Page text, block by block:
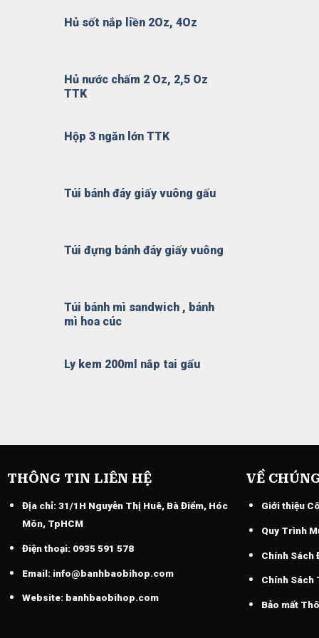
Hủ sốt nắp liền 2Oz, 4Oz
Hủ nước chấm 2 Oz, 2,5 Oz
TTK
Hộp 3 ngăn lớn TTK
Túi bánh đáy giấy vuông gấu
Túi đựng bánh đáy giấy vuông
Túi bánh mì sandwich , bánh
mì hoa cúc
Ly kem 200ml nắp tai gấu
THÔNG TIN LIÊN HỆ
Địa chỉ:31/1H Nguyễn Thị Huê, Bà Điểm, Hóc
Môn, TpHCM
Điện thoại:0935 591 578
Email:info@banhbaobihop.com
Website:banhbaobihop.com
VỀ
Giới thiệu
Quy Trình
Chính Sách
Chính Sách
Bảo mất